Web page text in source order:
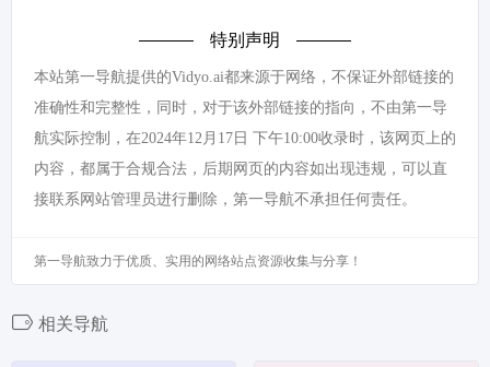
特别声明
本站第一导航提供的Vidyo.ai都来源于网络，不保证外部链接的
准确性和完整性，同时，对于该外部链接的指向，不由第一导
航实际控制，在2024年12月17日 下午10:00收录时，该网页上的
内容，都属于合规合法，后期网页的内容如出现违规，可以直
接联系网站管理员进行删除，第一导航不承担任何责任。
第一导航致力于优质、实用的网络站点资源收集与分享！
相关导航